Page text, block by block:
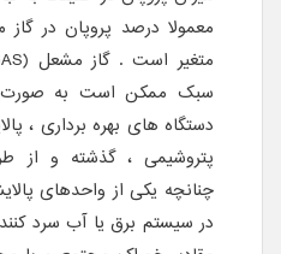
سبک ممکن است به صورت
دستگاه های بهره برداری ،
پتروشیمی ، گذشته و از
چنانچه یکی از واحدهای
در سیستم برق یا آب سرد